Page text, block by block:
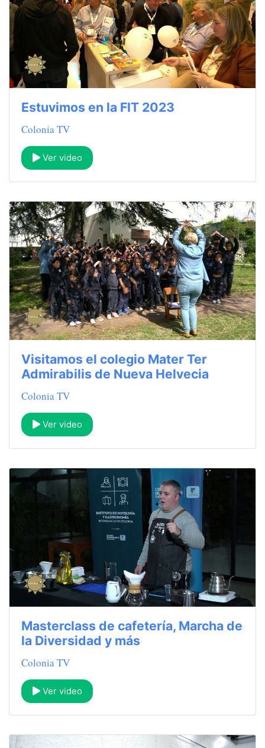
Estuvimos en la FIT 2023
Colonia TV
Ver video
Visitamos el colegio Mater Ter
Admirabilis de Nueva Helvecia
Colonia TV
Ver video
Masterclass de cafetería, Marcha de
la Diversidad y más
Colonia TV
Ver video